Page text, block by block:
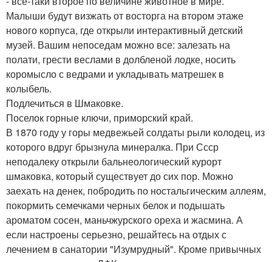
Малыши будут визжать от восторга на втором этаже
нового корпуса, где открыли интерактивный детский
музей. Вашим непоседам можно все: залезать на
полати, грести веслами в долбленой лодке, носить
коромысло с ведрами и укладывать матрешек в
колыбель.
Подлечиться в Шмаковке.
Поселок горные ключи, приморский край.
В 1870 году у горы медвежьей солдаты рыли колодец, из
которого вдруг брызнула минералка. При Ссср
неподалеку открыли бальнеологический курорт
шмаковка, который существует до сих пор. Можно
заехать на денек, побродить по ностальгическим аллеям,
покормить семечками черных белок и подышать
ароматом сосен, маньчжурского ореха и жасмина. А
если настроены серьезно, решайтесь на отдых с
лечением в санатории "Изумрудный". Кроме привычных